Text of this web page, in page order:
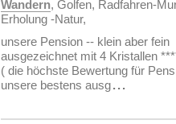
Wandern, Golfen, Radfahren-
Erholung -Natur,
unsere Pension -- klein aber fein
ausgezeichnet mit 4 Kristallen
( die höchste Bewertung für
unsere bestens ausg...